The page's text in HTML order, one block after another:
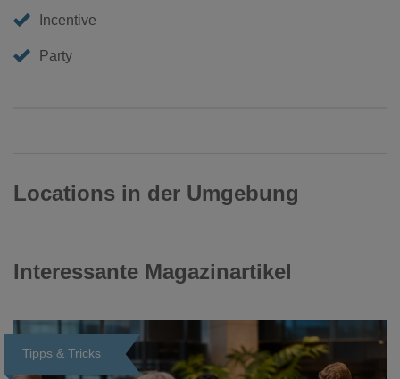
Incentive
Party
Locations in der Umgebung
Interessante Magazinartikel
Tipps & Tricks